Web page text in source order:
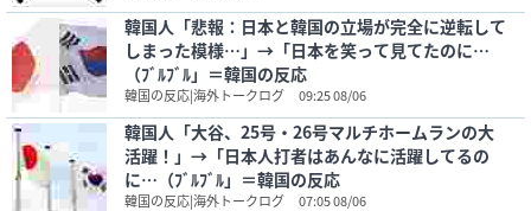
韓国人「悲報：日本と韓国の立場が完全に逆転して
しまった模様…」→「日本を笑って見てたのに…
（ﾌﾞﾙﾌﾞﾙ」＝韓国の反応
韓国の反応|海外トークログ 09:25 08/06
韓国人「大谷、25号・26号マルチホームランの大
活躍！」→「日本人打者はあんなに活躍してるの
に…（ﾌﾞﾙﾌﾞﾙ」＝韓国の反応
韓国の反応|海外トークログ 07:05 08/06